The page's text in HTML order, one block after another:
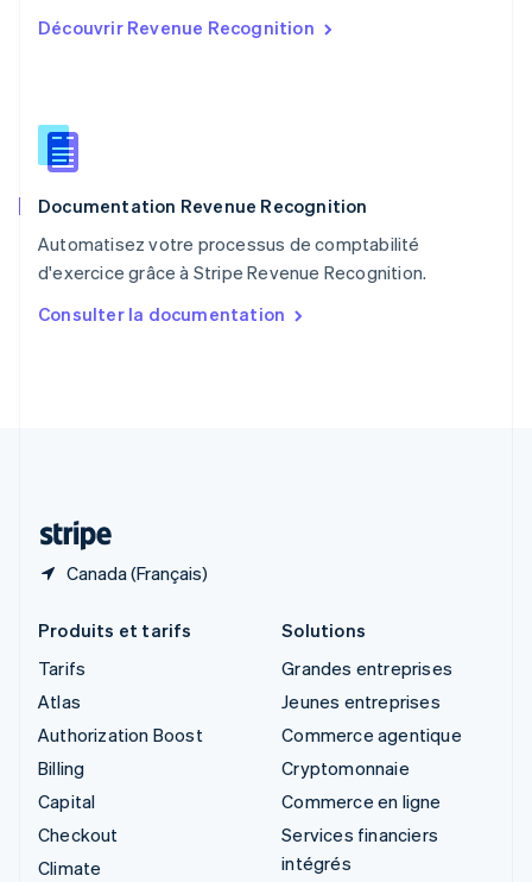
Découvrir Revenue Recognition
Documentation Revenue Recognition
Automatisez votre processus de comptabilité
d'exercice grâce à Stripe Revenue Recognition.
Consulter la documentation
Canada (Français)
PortuguêsEnglish
English
Roumanie
Royaume-Uni
Singapour
English简体中文
English
Produits et tarifs
Tarifs
Atlas
Authorization Boost
Billing
Capital
Checkout
Climate
Solutions
Grandes entreprises
Jeunes entreprises
Commerce agentique
Cryptomonnaie
Commerce en ligne
Services financiers
intégrés